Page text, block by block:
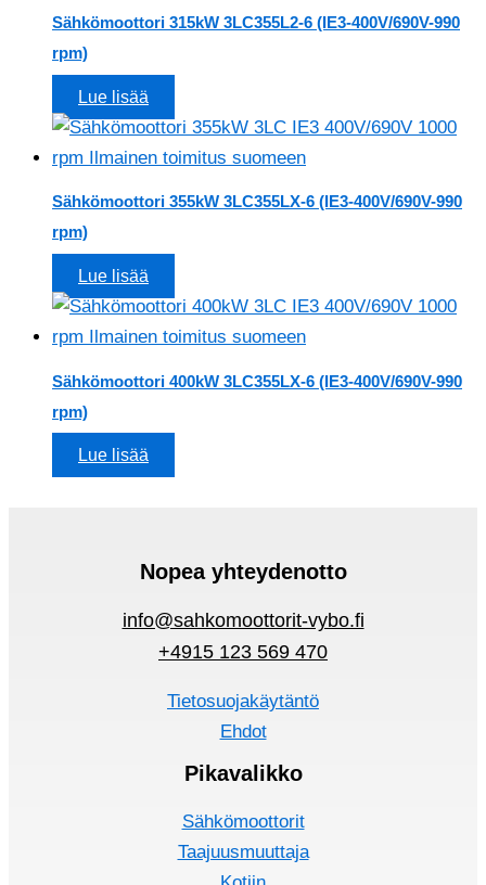
Sähkömoottori 315kW 3LC355L2-6 (IE3-400V/690V-990
rpm)
Lue lisää
Sähkömoottori 355kW 3LC355LX-6 (IE3-400V/690V-990
rpm)
Lue lisää
Sähkömoottori 400kW 3LC355LX-6 (IE3-400V/690V-990
rpm)
Lue lisää
Nopea yhteydenotto
info@sahkomoottorit-vybo.fi
+4915 123 569 470
Tietosuojakäytäntö
Ehdot
Pikavalikko
Sähkömoottorit
Taajuusmuuttaja